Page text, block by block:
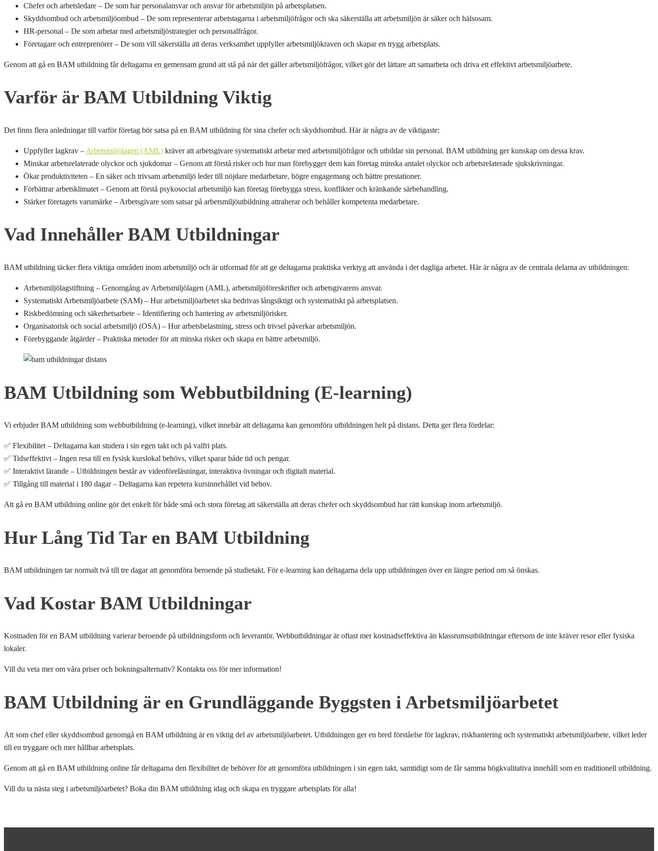
Chefer och arbetsledare – De som har personalansvar och ansvar för arbetsmiljön på arbetsplatsen.
Skyddsombud och arbetsmiljöombud – De som representerar arbetstagarna i arbetsmiljöfrågor och ska säkerställa att arbetsmiljön är säker och hälsosam.
HR-personal – De som arbetar med arbetsmiljöstrategier och personalfrågor.
Företagare och entreprenörer – De som vill säkerställa att deras verksamhet uppfyller arbetsmiljökraven och skapar en trygg arbetsplats.
Genom att gå en BAM utbildning får deltagarna en gemensam grund att stå på när det gäller arbetsmiljöfrågor, vilket gör det lättare att samarbeta och driva ett effektivt arbetsmiljöarbete.
Varför är BAM Utbildning Viktig
Det finns flera anledningar till varför företag bör satsa på en BAM utbildning för sina chefer och skyddsombud. Här är några av de viktigaste:
Uppfyller lagkrav – Arbetsmiljölagen (AML) kräver att arbetsgivare systematiskt arbetar med arbetsmiljöfrågor och utbildar sin personal. BAM utbildning ger kunskap om dessa krav.
Minskar arbetsrelaterade olyckor och sjukdomar – Genom att förstå risker och hur man förebygger dem kan företag minska antalet olyckor och arbetsrelaterade sjukskrivningar.
Ökar produktiviteten – En säker och trivsam arbetsmiljö leder till nöjdare medarbetare, högre engagemang och bättre prestationer.
Förbättrar arbetsklimatet – Genom att förstå psykosocial arbetsmiljö kan företag förebygga stress, konflikter och kränkande särbehandling.
Stärker företagets varumärke – Arbetsgivare som satsar på arbetsmiljöutbildning attraherar och behåller kompetenta medarbetare.
Vad Innehåller BAM Utbildningar
BAM utbildning täcker flera viktiga områden inom arbetsmiljö och är utformad för att ge deltagarna praktiska verktyg att använda i det dagliga arbetet. Här är några av de centrala delarna av utbildningen:
Arbetsmiljölagstiftning – Genomgång av Arbetsmiljölagen (AML), arbetsmiljöföreskrifter och arbetsgivarens ansvar.
Systematiskt Arbetsmiljöarbete (SAM) – Hur arbetsmiljöarbetet ska bedrivas långsiktigt och systematiskt på arbetsplatsen.
Riskbedömning och säkerhetsarbete – Identifiering och hantering av arbetsmiljörisker.
Organisatorisk och social arbetsmiljö (OSA) – Hur arbetsbelastning, stress och trivsel påverkar arbetsmiljön.
Förebyggande åtgärder – Praktiska metoder för att minska risker och skapa en bättre arbetsmiljö.
BAM Utbildning som Webbutbildning (E-learning)
Vi erbjuder BAM utbildning som webbutbildning (e-learning), vilket innebär att deltagarna kan genomföra utbildningen helt på distans. Detta ger flera fördelar:
✅ Flexibilitet – Deltagarna kan studera i sin egen takt och på valfri plats.
✅ Tidseffektivt – Ingen resa till en fysisk kurslokal behövs, vilket sparar både tid och pengar.
✅ Interaktivt lärande – Utbildningen består av videoföreläsningar, interaktiva övningar och digitalt material.
✅ Tillgång till material i 180 dagar – Deltagarna kan repetera kursinnehållet vid behov.
Att gå en BAM utbildning online gör det enkelt för både små och stora företag att säkerställa att deras chefer och skyddsombud har rätt kunskap inom arbetsmiljö.
Hur Lång Tid Tar en BAM Utbildning
BAM utbildningen tar normalt två till tre dagar att genomföra beroende på studietakt. För e-learning kan deltagarna dela upp utbildningen över en längre period om så önskas.
Vad Kostar BAM Utbildningar
Kostnaden för en BAM utbildning varierar beroende på utbildningsform och leverantör. Webbutbildningar är oftast mer kostnadseffektiva än klassrumsutbildningar eftersom de inte kräver resor eller fysiska
lokaler.
Vill du veta mer om våra priser och bokningsalternativ? Kontakta oss för mer information!
BAM Utbildning är en Grundläggande Byggsten i Arbetsmiljöarbetet
Att som chef eller skyddsombud genomgå en BAM utbildning är en viktig del av arbetsmiljöarbetet. Utbildningen ger en bred förståelse för lagkrav, riskhantering och systematiskt arbetsmiljöarbete, vilket leder
till en tryggare och mer hållbar arbetsplats.
Genom att gå en BAM utbildning online får deltagarna den flexibilitet de behöver för att genomföra utbildningen i sin egen takt, samtidigt som de får samma högkvalitativa innehåll som en traditionell utbildning.
Vill du ta nästa steg i arbetsmiljöarbetet? Boka din BAM utbildning idag och skapa en tryggare arbetsplats för alla!